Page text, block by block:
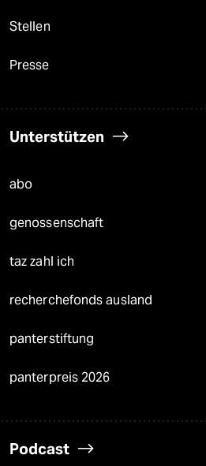
Stellen
Presse
Unterstützen
abo
genossenschaft
taz zahl ich
recherchefonds ausland
panterstiftung
panterpreis 2026
Podcast